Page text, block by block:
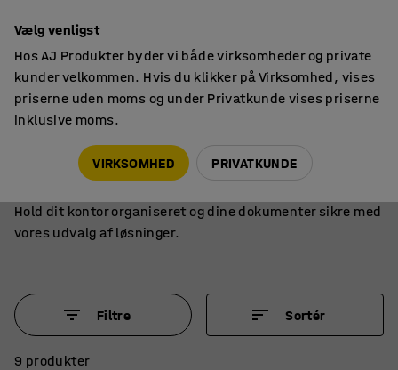
Arkivskabe
Hold dit kontor organiseret og dine dokumenter sikre med
vores udvalg af løsninger.
Filtre Sortér
9 produkter
Vælg venligst
Hos AJ Produkter byder vi både virksomheder og private
kunder velkommen. Hvis du klikker på Virksomhed, vises
priserne uden moms og under Privatkunde vises priserne
inklusive moms.
VIRKSOMHED PRIVATKUNDE